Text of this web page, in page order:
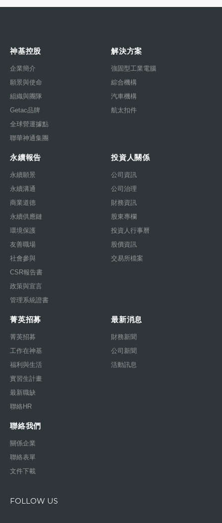
神基控股
企業簡介
願景與使命
組織與團隊
Getac品牌
全球營運據點
聯華神通集團
解決方案
強固型工業電腦
綜合機構
汽車機構
航太扣件
永續報告
永續願景
永續溝通
商業道德
永續供應鏈
環境保護
友善職場
社會參與
CSR報告書
政策與宣言
管理系統證書
投資人關係
公司資訊
公司治理
財務資訊
股東專欄
投資人行事曆
股價資訊
交易所檔案
菁英招募
菁英招募
工作在神基
福利與生活
實習生計畫
最新職缺
聯絡HR
最新消息
財務新聞
公司新聞
活動訊息
聯絡我們
關係企業
聯絡表單
文件下載
FOLLOW US